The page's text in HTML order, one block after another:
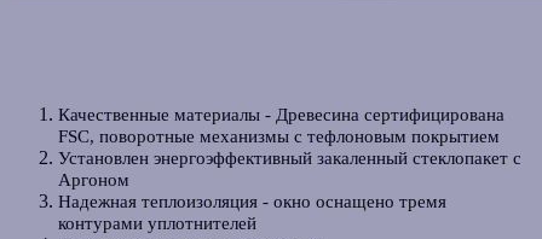
Качественные материалы - Древесина сертифицирована
FSC, поворотные механизмы с тефлоновым покрытием
Установлен энергоэффективный закаленный стеклопакет с
Аргоном
Надежная теплоизоляция - окно оснащено тремя
контурами уплотнителей